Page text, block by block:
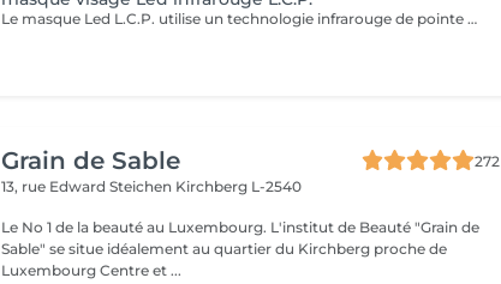
Le masque Led L.C.P. utilise un technologie infrarouge de pointe qui stimule la vitalité et amplifie les traitements de la peau. Réduit les signes du vieillissent, aide a réduire les imperfections ,illumine la peau, aide au renouvellement cellulaire ,atténue les rougeur de la peau
Grain de Sable
272
13, rue Edward Steichen Kirchberg L-2540
Le No 1 de la beauté au Luxembourg. L'institut de Beauté "Grain de
Sable" se situe idéalement au quartier du Kirchberg proche de
Luxembourg Centre et ...